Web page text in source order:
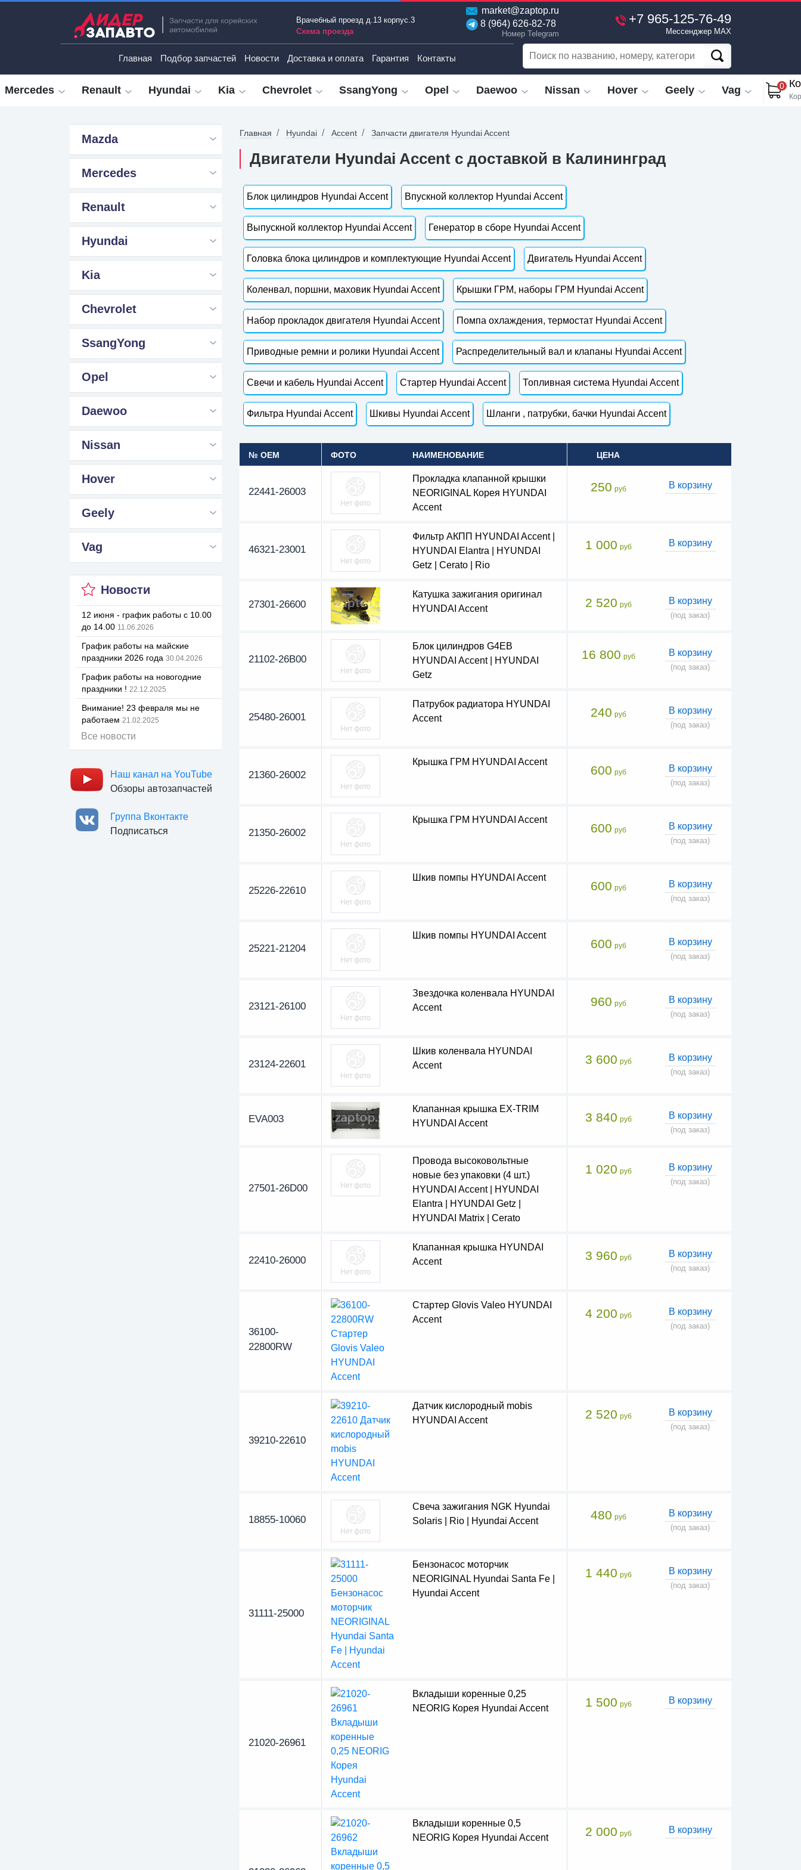
Врачебный проезд д.13 корпус.3
Схема проезда
market@zaptop.ru
8 (964) 626-82-78
Номер Telegram
+7 965-125-76-49
Мессенджер MAX
Главная Подбор запчастей Новости Доставка и оплата Гарантия Контакты
Mercedes Renault Hyundai Kia Chevrolet SsangYong Opel Daewoo Nissan Hover Geely Vag 0
Mazda
Mercedes
Renault
Hyundai
Kia
Chevrolet
SsangYong
Opel
Daewoo
Nissan
Hover
Geely
Vag
Новости
12 июня - график работы с 10.00
до 14.00 11.06.2026
График работы на майские
праздники 2026 года 30.04.2026
График работы на новогодние
праздники ! 22.12.2025
Внимание! 23 февраля мы не
работаем 21.02.2025
Все новости
Наш канал на YouTube
Обзоры автозапчастей
Группа Вконтакте
Подписаться
Главная Hyundai Accent Запчасти двигателя Hyundai Accent
Двигатели Hyundai Accent с доставкой в Калининград
Блок цилиндров Hyundai Accent Впускной коллектор Hyundai Accent
Выпускной коллектор Hyundai Accent Генератор в сборе Hyundai Accent
Головка блока цилиндров и комплектующие Hyundai Accent Двигатель Hyundai Accent
Коленвал, поршни, маховик Hyundai Accent Крышки ГРМ, наборы ГРМ Hyundai Accent
Набор прокладок двигателя Hyundai Accent Помпа охлаждения, термостат Hyundai Accent
Приводные ремни и ролики Hyundai Accent Распределительный вал и клапаны Hyundai Accent
Свечи и кабель Hyundai Accent Стартер Hyundai Accent Топливная система Hyundai Accent
Фильтра Hyundai Accent Шкивы Hyundai Accent Шланги , патрубки, бачки Hyundai Accent
№ OEM ФОТО НАИМЕНОВАНИЕ ЦЕНА
22441-26003
Прокладка клапанной крышки
NEORIGINAL Корея HYUNDAI
Accent
250 руб В корзину
46321-23001
Фильтр АКПП HYUNDAI Accent |
HYUNDAI Elantra | HYUNDAI
Getz | Cerato | Rio
1 000 руб В корзину
27301-26600
Катушка зажигания оригинал
HYUNDAI Accent
2 520 руб В корзину
(под заказ)
21102-26B00
Блок цилиндров G4EB
HYUNDAI Accent | HYUNDAI
Getz
16 800 руб В корзину
(под заказ)
25480-26001
Патрубок радиатора HYUNDAI
Accent
240 руб В корзину
(под заказ)
21360-26002
Крышка ГРМ HYUNDAI Accent
600 руб В корзину
(под заказ)
21350-26002
Крышка ГРМ HYUNDAI Accent
600 руб В корзину
(под заказ)
25226-22610
Шкив помпы HYUNDAI Accent
600 руб В корзину
(под заказ)
25221-21204
Шкив помпы HYUNDAI Accent
600 руб В корзину
(под заказ)
23121-26100
Звездочка коленвала HYUNDAI
Accent
960 руб В корзину
(под заказ)
23124-22601
Шкив коленвала HYUNDAI
Accent
3 600 руб В корзину
(под заказ)
EVA003
Клапанная крышка EX-TRIM
HYUNDAI Accent
3 840 руб В корзину
(под заказ)
27501-26D00
Провода высоковольтные
новые без упаковки (4 шт.)
HYUNDAI Accent | HYUNDAI
Elantra | HYUNDAI Getz |
HYUNDAI Matrix | Cerato
1 020 руб В корзину
(под заказ)
22410-26000
Клапанная крышка HYUNDAI
Accent
3 960 руб В корзину
(под заказ)
36100-
22800RW
Стартер Glovis Valeo HYUNDAI
Accent
4 200 руб В корзину
(под заказ)
39210-22610
Датчик кислородный mobis
HYUNDAI Accent
2 520 руб В корзину
(под заказ)
18855-10060
Свеча зажигания NGK Hyundai
Solaris | Rio | Hyundai Accent
480 руб В корзину
(под заказ)
31111-25000
Бензонасос моторчик
NEORIGINAL Hyundai Santa Fe |
Hyundai Accent
1 440 руб В корзину
(под заказ)
21020-26961
Вкладыши коренные 0,25
NEORIG Корея Hyundai Accent
1 500 руб В корзину
Вкладыши коренные 0,5
NEORIG Корея Hyundai Accent
2 000 руб В корзину